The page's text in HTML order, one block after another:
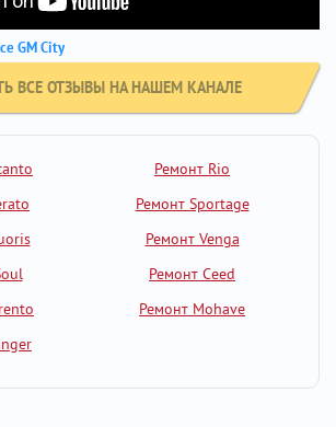
GM City
ВСЕ ОТЗЫВЫ НА НАШЕМ КАНАЛЕ
Ремонт Rio
Ремонт Sportage
Ремонт Venga
Ремонт Ceed
Ремонт Mohave